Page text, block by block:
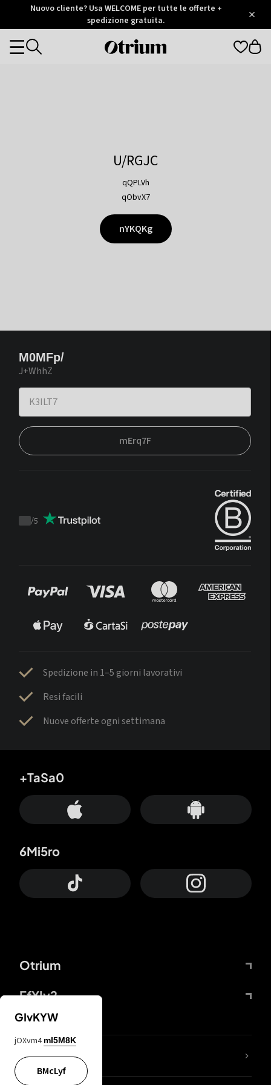
Otrium
Trustpilot
Nuovo cliente? Usa WELCOME per tutte le offerte +
spedizione gratuita.
Otrium
Categories
U/RGJC
qQPLVh
qObvX7
nYKQKg
M0MFp/
J+WhhZ
mErq7F
Trustpilot
/5
Spedizione in 1–5 giorni lavorativi
Resi facili
Nuove offerte ogni settimana
Otrium
FfYIy2
+TaSa0
6Mi5ro
Lj7sBL
GIvKYW
jOXvm4 mI5M8K
BMcLyf